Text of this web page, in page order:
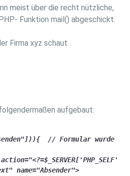
meist über die recht nützliche,
Funktion mail() abgeschickt.
Firma xyz schaut
aufgebaut:
// Formular wurde
name="Absender">